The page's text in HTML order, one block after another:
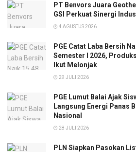
PT Benvors Juara
GSI Perkuat Sinergi
4 AGUSTUS 2026
PGE Catat Laba Bersih
Semester I 2026,
Ikut Melonjak
29 JULI 2026
PGE Lumut Balai Ajak
Langsung Energi Panas
Nasional
28 JULI 2026
PLN Siapkan Pasokan